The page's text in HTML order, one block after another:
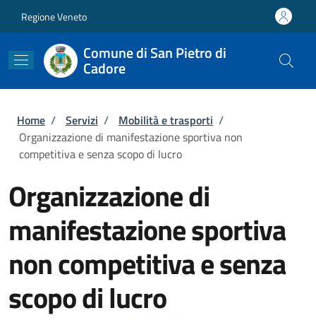
Regione Veneto
Comune di San Pietro di
Cadore
Briciole di pane
Home / Servizi / Mobilità e trasporti /
Organizzazione di manifestazione sportiva non
competitiva e senza scopo di lucro
Organizzazione di
manifestazione sportiva
non competitiva e senza
scopo di lucro